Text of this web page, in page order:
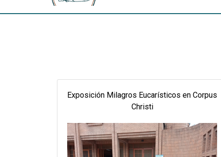
Exposición Milagros Eucarísticos en Corpus
Christi